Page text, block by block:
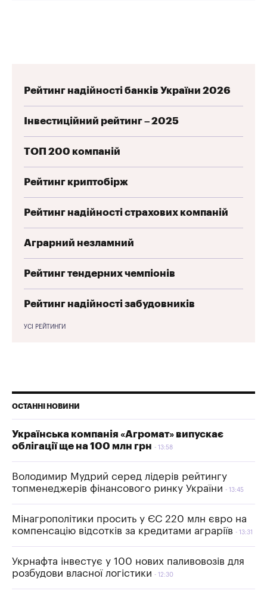
Рейтинг надійності банків України 2026
Інвестиційний рейтинг – 2025
ТОП 200 компаній
Рейтинг криптобірж
Рейтинг надійності страхових компаній
Аграрний незламний
Рейтинг тендерних чемпіонів
Рейтинг надійності забудовників
УСІ РЕЙТИНГИ
ОСТАННІ НОВИНИ
Українська компанія «Агромат» випускає
облігації ще на 100 млн грн
13:58
Володимир Мудрий серед лідерів рейтингу
топменеджерів фінансового ринку України
13:45
Мінагрополітики просить у ЄС 220 млн євро на
компенсацію відсотків за кредитами аграріїв
13:31
Укрнафта інвестує у 100 нових паливовозів для
розбудови власної логістики
12:30